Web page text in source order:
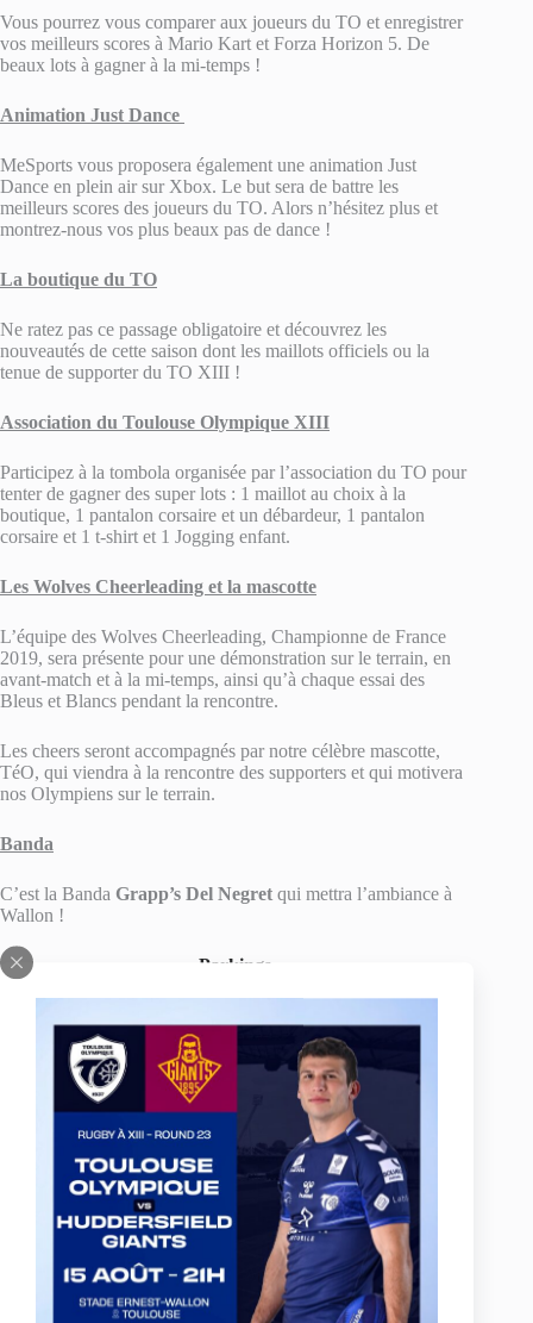
Vous pourrez vous comparer aux joueurs du TO et enregistrer
vos meilleurs scores à Mario Kart et Forza Horizon 5. De
beaux lots à gagner à la mi-temps !
Animation Just Dance
MeSports vous proposera également une animation Just
Dance en plein air sur Xbox. Le but sera de battre les
meilleurs scores des joueurs du TO. Alors n’hésitez plus et
montrez-nous vos plus beaux pas de dance !
La boutique du TO
Ne ratez pas ce passage obligatoire et découvrez les
nouveautés de cette saison dont les maillots officiels ou la
tenue de supporter du TO XIII !
Association du Toulouse Olympique XIII
Participez à la tombola organisée par l’association du TO pour
tenter de gagner des super lots : 1 maillot au choix à la
boutique, 1 pantalon corsaire et un débardeur, 1 pantalon
corsaire et 1 t-shirt et 1 Jogging enfant.
Les Wolves Cheerleading et la mascotte
L’équipe des Wolves Cheerleading, Championne de France
2019, sera présente pour une démonstration sur le terrain, en
avant-match et à la mi-temps, ainsi qu’à chaque essai des
Bleus et Blancs pendant la rencontre.
Les cheers seront accompagnés par notre célèbre mascotte,
TéO, qui viendra à la rencontre des supporters et qui motivera
nos Olympiens sur le terrain.
Banda
C’est la Banda Grapp’s Del Negret qui mettra l’ambiance à
Wallon !
Parkings